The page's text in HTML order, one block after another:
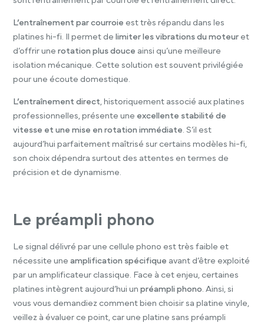
L’entraînement par courroie est très répandu dans les
platines hi-fi. Il permet de limiter les vibrations du moteur et
d’offrir unerotation plus douce ainsi qu’une meilleure
isolation mécanique. Cette solution est souvent privilégiée
pour une écoute domestique.
L’entraînement direct, historiquement associé aux platines
professionnelles, présente une excellente stabilité de
vitesse et une mise en rotation immédiate. S’il est
aujourd’hui parfaitement maîtrisé sur certains modèles hi-fi,
son choix dépendra surtout des attentes en termes de
précision et de dynamisme.
Le préampli phono
Le signal délivré par une cellule phono est très faible et
nécessite uneamplification spécifique avant d’être exploité
par un amplificateur classique. Face à cet enjeu, certaines
platines intègrent aujourd’hui unpréampli phono. Ainsi, si
vous vous demandiez comment bien choisir sa platine vinyle,
veillez à évaluer ce point, car une platine sans préampli